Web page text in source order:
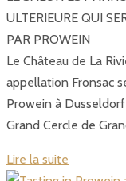
ULTERIEURE QUI
PAR PROWEIN
Le Château de La
appellation Fronsac
Prowein à
Grand Cercle de
Lire la suite